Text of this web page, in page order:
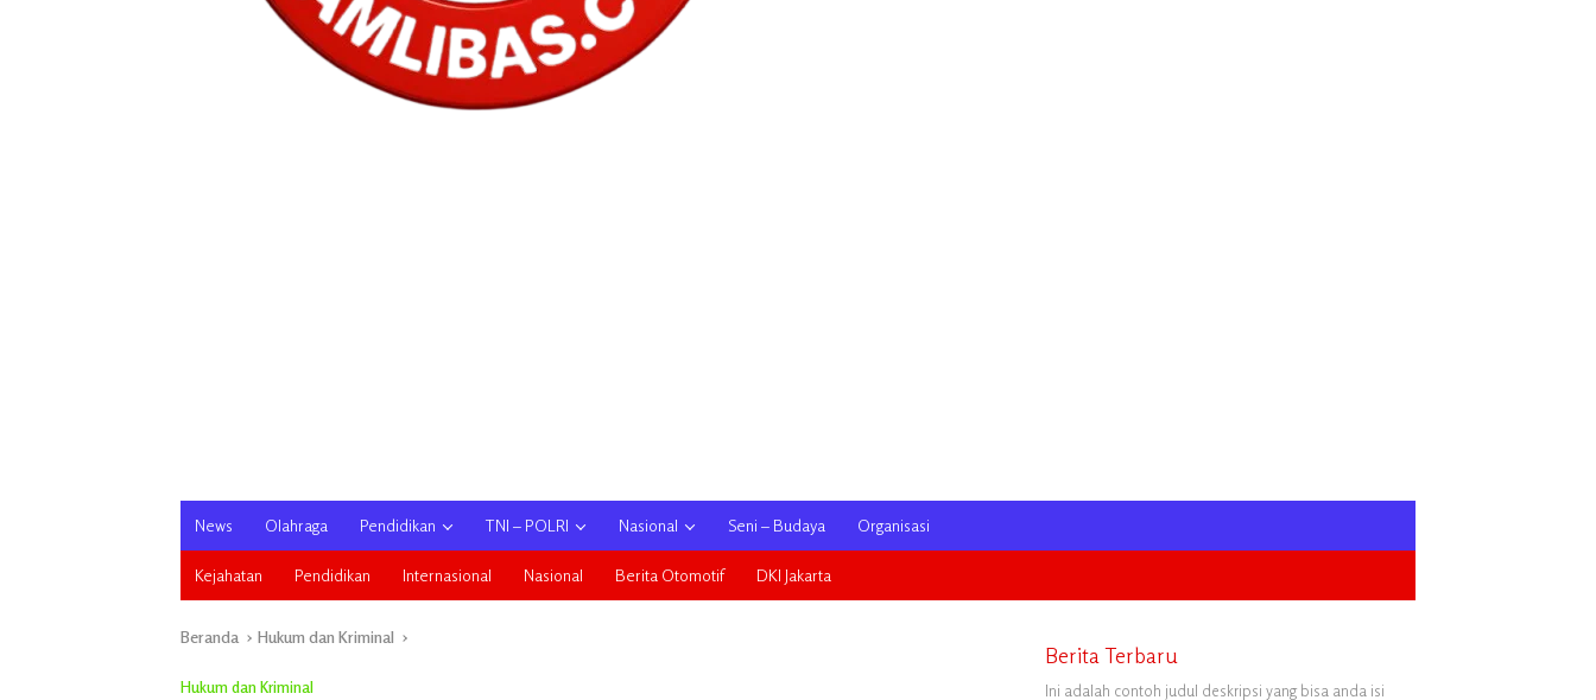
News Olahraga Pendidikan TNI – POLRI Nasional Seni – Budaya Organisasi
Kejahatan Pendidikan Internasional Nasional Berita Otomotif DKI Jakarta
Beranda Hukum dan Kriminal
Hukum dan Kriminal
Berita Terbaru
Ini adalah contoh judul deskripsi yang bisa anda isi